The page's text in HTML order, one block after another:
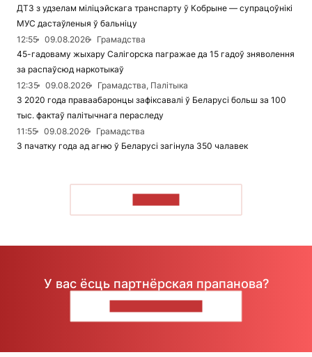
ДТЗ з удзелам міліцэйскага транспарту ў Кобрыне — супрацоўнікі
МУС дастаўленыя ў бальніцу
12:55
09.08.2026
Грамадства
45-гадоваму жыхару Салігорска пагражае да 15 гадоў зняволення
за распаўсюд наркотыкаў
12:35
09.08.2026
Грамадства, Палітыка
З 2020 года праваабаронцы зафіксавалі ў Беларусі больш за 100
тыс. фактаў палітычнага пераследу
11:55
09.08.2026
Грамадства
З пачатку года ад агню ў Беларусі загінула 350 чалавек
У вас ёсць партнёрская прапанова?